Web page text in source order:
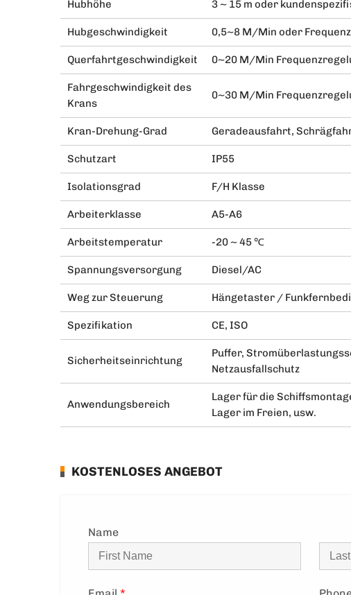
Hubhöhe 3 ~ 15 m oder
Hubgeschwindigkeit 0,5~8 M/Min oder
Querfahrtgeschwindigkeit 0~20 M/Min
Fahrgeschwindigkeit des
Krans
0~30 M/Min
Kran-Drehung-Grad Geradeausfahrt,
Schutzart IP55
Isolationsgrad F/H Klasse
Arbeiterklasse A5-A6
Arbeitstemperatur -20 ~ 45 ℃
Spannungsversorgung Diesel/AC
Weg zur Steuerung Hängetaster /
Spezifikation CE, ISO
Sicherheitseinrichtung
Puffer,
Netzausfallschutz
Anwendungsbereich
Lager für die
Lager im Freien, usw.
KOSTENLOSES ANGEBOT
Name